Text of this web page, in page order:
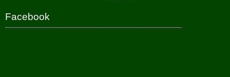
Facebook